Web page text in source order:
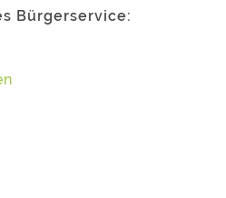
Bürgerservice: